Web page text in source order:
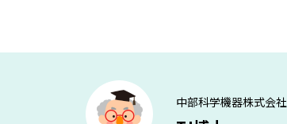
中部科学機器株式会社